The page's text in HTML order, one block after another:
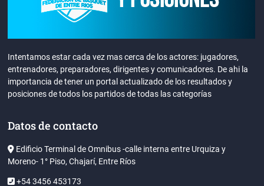
Intentamos estar cada vez mas cerca de los actores: jugadores,
entrenadores, preparadores, dirigentes y comunicadores. De ahi la
importancia de tener un portal actualizado de los resultados y
posiciones de todos los partidos de todas las categorías
Datos de contacto
Edificio Terminal de Omnibus -calle interna entre Urquiza y
Moreno- 1° Piso, Chajarí, Entre Ríos
+54 3456 453173